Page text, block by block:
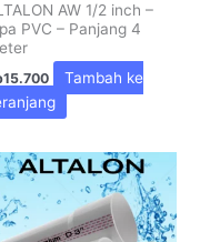
AW 1/2 inch –
PVC – Panjang 4
15.700
Tambah ke